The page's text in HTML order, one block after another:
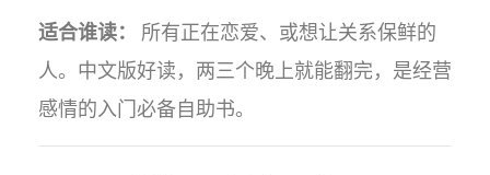
适合谁读：
所有正在恋爱、或想让关系保鲜的
人。中文版好读，两三个晚上就能翻完，是经营
感情的入门必备自助书。